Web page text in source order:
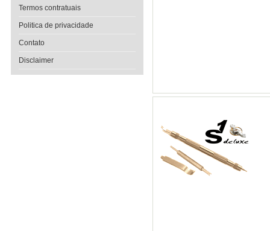
Termos contratuais
Politica de privacidade
Contato
Disclaimer